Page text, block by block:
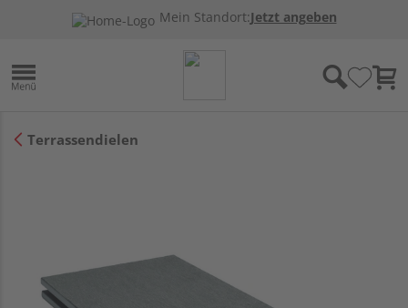
Mein Standort:Jetzt angeben
Terrassendielen